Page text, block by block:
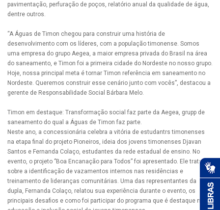
pavimentação, perfuração de poços, relatório anual da qualidade de água,
dentre outros.
“A Águas de Timon chegou para construir uma história de
desenvolvimento com os líderes, com a população timonense. Somos
uma empresa do grupo Aegea, a maior empresa privada do Brasil na área
do saneamento, e Timon foi a primeira cidade do Nordeste no nosso grupo.
Hoje, nossa principal meta é tornar Timon referência em saneamento no
Nordeste. Queremos construir esse cenário junto com vocês”, destacou a
gerente de Responsabilidade Social Bárbara Melo.
Timon em destaque: Transformação social faz parte da Aegea, grupp de
saneamento do qual a Águas de Timon faz parte.
Neste ano, a concessionária celebra a vitória de estudantrs timonenses
na etapa final do projeto Pioneiros, ideia dos jovens timonenses Djavan
Santos e Fernanda Colaço, estudantes da rede estadual de ensino. No
evento, o projeto ‘’Boa Encanação para Todos” foi apresentado. Ele trata
sobre a identificação de vazamentos internos nas residências e
treinamento de lideranças comunitárias. Uma das representantes da
dupla, Fernanda Colaço, relatou sua experiência durante o evento, os
principais desafios e como foi participar do programa que é destaque na